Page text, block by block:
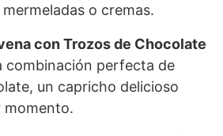
o cremas.
con Trozos de Chocolate
combinación perfecta de
un capricho delicioso
momento.